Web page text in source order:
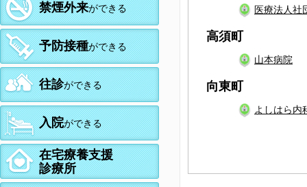
医療法人
高須町
山本病院
向東町
よしはら内
禁煙外来ができる
予防接種ができる
往診ができる
入院ができる
在宅療養支援
診療所